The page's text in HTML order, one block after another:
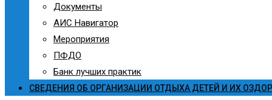
Документы
АИС Навигатор
Мероприятия
ПФДО
Банк лучших практик
СВЕДЕНИЯ ОБ ОРГАНИЗАЦИИ ОТДЫХА ДЕТЕЙ И ИХ